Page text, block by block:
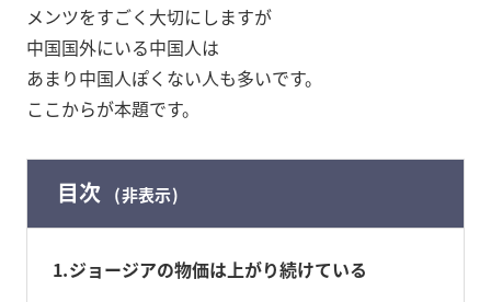
メンツをすごく大切にしますが
中国国外にいる中国人は
あまり中国人ぽくない人も多いです。
ここからが本題です。
目次 非表示
1 ジョージアの物価は上がり続けている